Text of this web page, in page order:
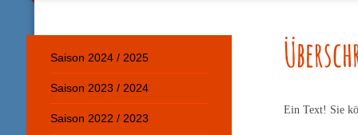
Ein Text! Sie
Saison 2024 / 2025
Saison 2023 / 2024
Saison 2022 / 2023